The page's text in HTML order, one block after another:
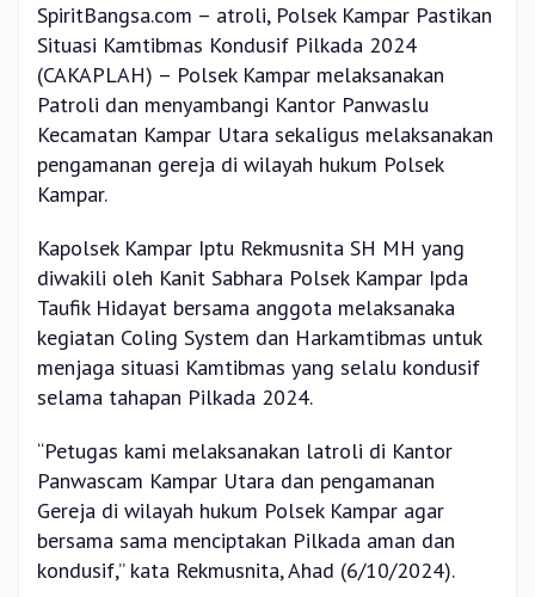
SpiritBangsa.com – atroli, Polsek Kampar Pastikan
Situasi Kamtibmas Kondusif Pilkada 2024
(CAKAPLAH) – Polsek Kampar melaksanakan
Patroli dan menyambangi Kantor Panwaslu
Kecamatan Kampar Utara sekaligus melaksanakan
pengamanan gereja di wilayah hukum Polsek
Kampar.
Kapolsek Kampar Iptu Rekmusnita SH MH yang
diwakili oleh Kanit Sabhara Polsek Kampar Ipda
Taufik Hidayat bersama anggota melaksanaka
kegiatan Coling System dan Harkamtibmas untuk
menjaga situasi Kamtibmas yang selalu kondusif
selama tahapan Pilkada 2024.
“Petugas kami melaksanakan latroli di Kantor
Panwascam Kampar Utara dan pengamanan
Gereja di wilayah hukum Polsek Kampar agar
bersama sama menciptakan Pilkada aman dan
kondusif,” kata Rekmusnita, Ahad (6/10/2024).